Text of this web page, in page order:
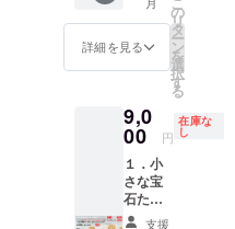
種類や
形、大
きさ、
ます。
早割特
別価
格
10,000
円
（税・
F-1s）
小さな
宝石た
ちの中
から、
な色」
の宝石
を選別
しまし
た。 で
きるだ
け詰め
詳細を見る
の
リ
タ
ー
ン
を
選
択
す
る
9,0
00 円
在庫な
し
１．小
さな宝
石たち
「各支援